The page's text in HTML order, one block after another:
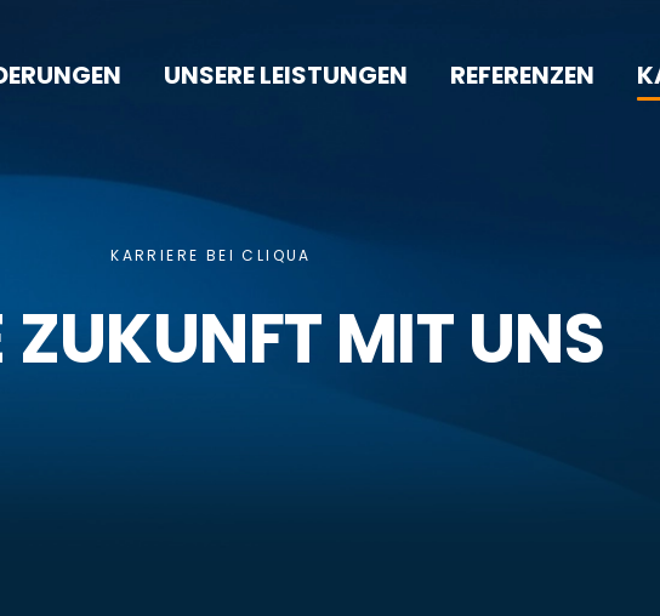
UNSERE LEISTUNGEN REFERENZEN
KARRIERE BEI CLIQUA
ZUKUNFT MIT UNS